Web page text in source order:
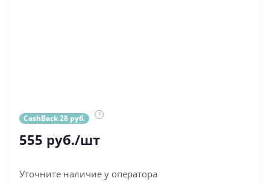
CashBack 28 руб. ?
555 руб./шт
Уточните наличие у оператора